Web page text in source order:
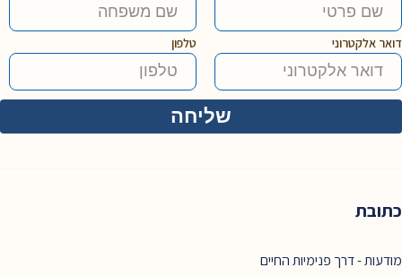
דואר אלקטרוני טלפון
כתובת
מודעות - דרך פנימיות החיים